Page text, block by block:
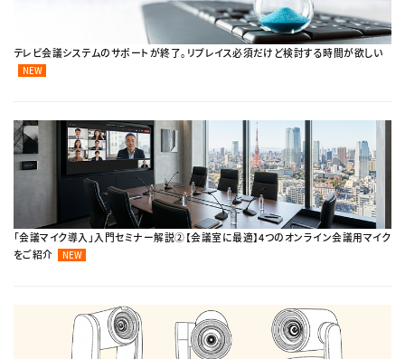
テレビ会議システムのサポートが終了。リプレイス必須だけど検討する時間が欲しい
NEW
「会議マイク導入」入門セミナー解説②【会議室に最適】4つのオンライン会議用マイク
をご紹介
NEW